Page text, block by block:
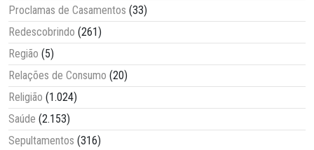
Proclamas de Casamentos (33)
Redescobrindo (261)
Região (5)
Relações de Consumo (20)
Religião (1.024)
Saúde (2.153)
Sepultamentos (316)